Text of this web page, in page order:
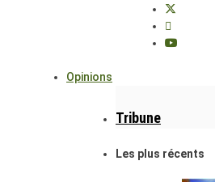
Opinions
Tribune
Les plus récents